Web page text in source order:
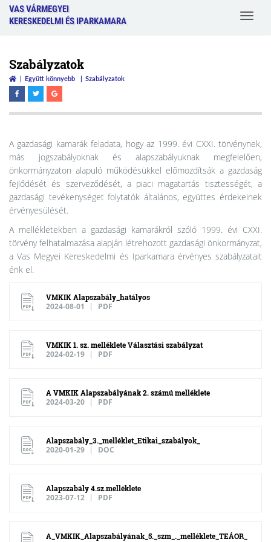
VAS VÁRMEGYEI
KERESKEDELMI ÉS IPARKAMARA
Toggle
Szabályzatok
Együtt könnyebb Szabályzatok
A gazdasági kamarák feladata, hogy az 1999. évi CXXI. törvénynek,
más jogszabályoknak és alapszabályuknak megfelelően,
önkormányzaton alapuló működésükkel előmozdítsák a gazdaság
fejlődését és szerveződését, a piaci magatartás tisztességét, a
gazdasági tevékenységet folytatók általános, együttes érdekeinek
érvényesülését.
A mellékletekben a gazdasági kamarákról szóló 1999. évi CXXI.
törvény felhatalmazása alapján létrehozott gazdasági önkormányzat,
a Vas Megyei Kereskedelmi és Iparkamara érvényes szabályzatait
érik el.
VMKIK Alapszabály_hatályos
2024-08-01 PDF
VMKIK 1. sz. melléklete Választási szabályzat
2024-02-19 PDF
A VMKIK Alapszabályának 2. számú melléklete
2024-03-20 PDF
Alapszabály_3._melléklet_Etikai_szabályok_
2020-01-29 DOC
Alapszabály 4.sz.melléklete
2023-07-12 PDF
A_VMKIK_Alapszabályának_5._szm_._melléklete_TEÁOR_